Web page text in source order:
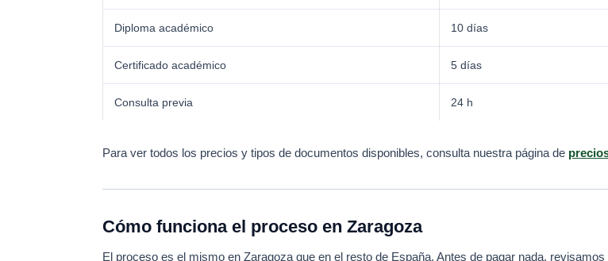
Diploma académico 10 días
Certificado académico 5 días
Consulta previa 24 h
Para ver todos los precios y tipos de documentos disponibles, consulta nuestra página de
Cómo funciona el proceso en Zaragoza
El proceso es el mismo en Zaragoza que en el resto de España. Antes de pagar nada,